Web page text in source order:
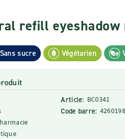
refill eyeshadow
Sans sucre Végétarien
Article: BC0341
Code barre: